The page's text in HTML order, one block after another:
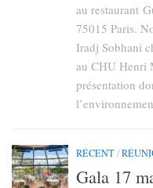
au restaurant
75015 Paris.
Iradj Sobhani
au CHU Henri
présentation
RÉCENT/
Gala 17